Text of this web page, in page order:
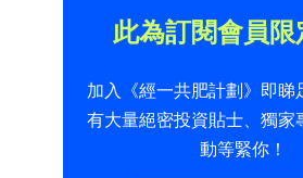
此為訂閱會員限
加入《經一共肥計劃》即睇
有大量絕密投資貼士、獨家
動等緊你！